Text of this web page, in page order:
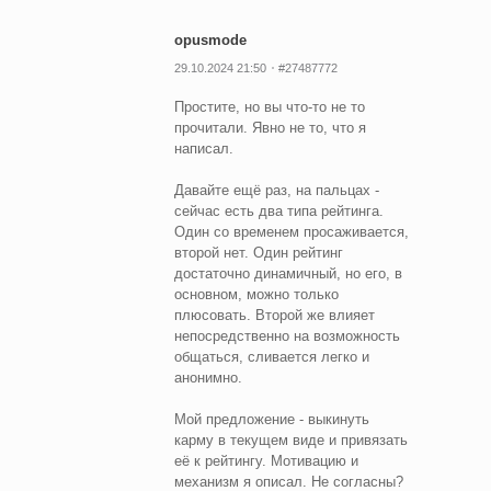
opusmode
29.10.2024 21:50 #27487772
Простите, но вы что-то не то
прочитали. Явно не то, что я
написал.
Давайте ещё раз, на пальцах -
сейчас есть два типа рейтинга.
Один со временем просаживается,
второй нет. Один рейтинг
достаточно динамичный, но его, в
основном, можно только
плюсовать. Второй же влияет
непосредственно на возможность
общаться, сливается легко и
анонимно.
Мой предложение - выкинуть
карму в текущем виде и привязать
её к рейтингу. Мотивацию и
механизм я описал. Не согласны?